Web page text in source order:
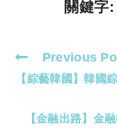
關鍵字:
Read
more
Previous
【綜藝韓國】韓國
【金融出路】金